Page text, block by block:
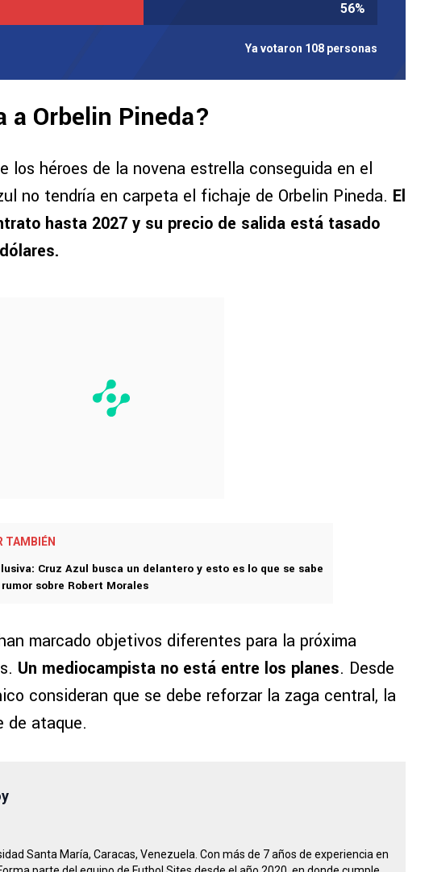
56%
Ya votaron 108 personas
a Orbelin Pineda?
los héroes de la novena estrella conseguida en el
no tendría en carpeta el fichaje de Orbelin Pineda. El
hasta 2027 y su precio de salida está tasado
TAMBIÉN
Cruz Azul busca un delantero y esto es lo que se sabe
sobre Robert Morales
marcado objetivos diferentes para la próxima
Un mediocampista no está entre los planes. Desde
consideran que se debe reforzar la zaga central, la
de ataque.
Santa María, Caracas, Venezuela. Con más de 7 años de experiencia en